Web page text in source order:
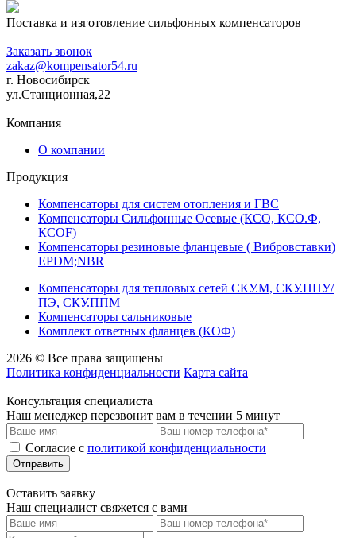
Поставка и изготовление сильфонных компенсаторов
Заказать звонок
zakaz@kompensator54.ru
г. Новосибирск
ул.Станционная,22
Компания
О компании
Продукция
Компенсаторы для систем отопления и ГВС
Компенсаторы Сильфонные Осевые (КСО, КСО.Ф,
КСОF)
Компенсаторы резиновые фланцевые ( Вибровставки)
EPDM;NBR
Компенсаторы для тепловых сетей СКУ.М, СКУ.ППУ/
ПЭ, СКУ.ППМ
Компенсаторы сальниковые
Комплект ответных фланцев (КОФ)
2026 © Все права защищены
Политика конфиденциальности Карта сайта
Консультация специалиста
Наш менеджер перезвонит вам в течении 5 минут
Cогласие с политикой конфиденциальности
Отправить
Оставить заявку
Наш специалист свяжется с вами